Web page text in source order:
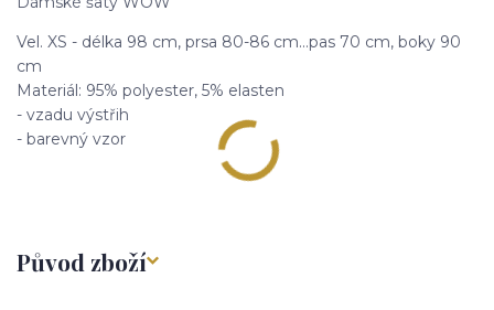
Vel. XS - délka 98 cm, prsa 80-86 cm...pas 70 cm, boky 90
cm
Materiál: 95% polyester, 5% elasten
- vzadu výstřih
- barevný vzor
Původ zboží